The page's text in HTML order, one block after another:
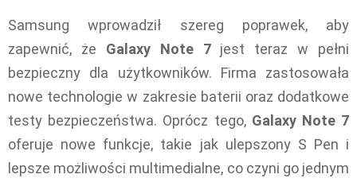
Samsung wprowadził szereg poprawek, aby
zapewnić, że Galaxy Note 7jest teraz w pełni
bezpieczny dla użytkowników. Firma zastosowała
nowe technologie w zakresie baterii oraz dodatkowe
testy bezpieczeństwa. Oprócz tego, Galaxy Note 7
oferuje nowe funkcje, takie jak ulepszony S Pen i
lepsze możliwości multimedialne, co czyni go jednym